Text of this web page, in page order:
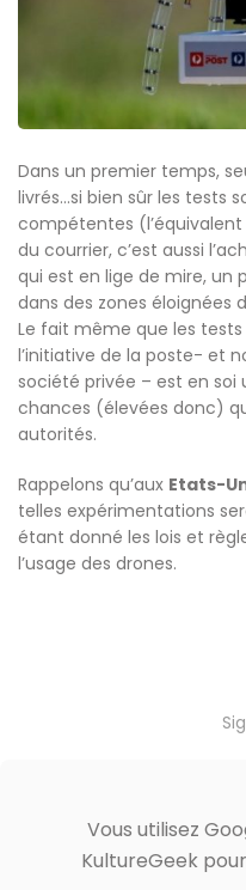
Dans un premier temps,
livrés…si bien sûr les tests
compétentes (l’équivalent
du courrier, c’est aussi
qui est en lige de mire, un
dans des zones
Le fait même que les
l’initiative de la poste- et
société privée – est en soi
chances (élevées donc)
autorités.
Rappelons qu’aux Etats-
telles expérimentations
étant donné les lois et
l’usage des drones.
Vous utilisez
KultureGeek